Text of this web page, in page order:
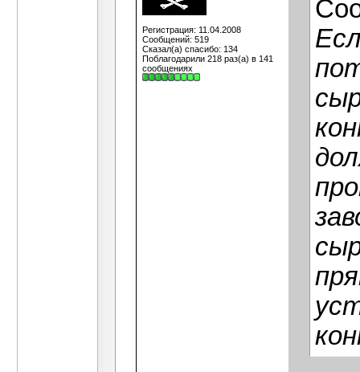
Регистрация: 11.04.2008
Сообщений: 519
Сказал(а) спасибо: 134
Поблагодарили 218 раз(а) в 141
сообщениях